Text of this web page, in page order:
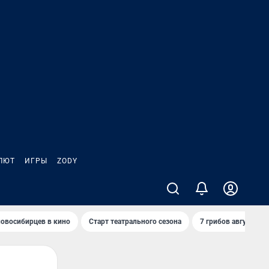
ИГРЫ ZODY
в кино Старт театрального сезона 7 грибов августа